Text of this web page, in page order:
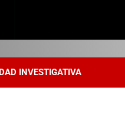
INVESTIGATIVA